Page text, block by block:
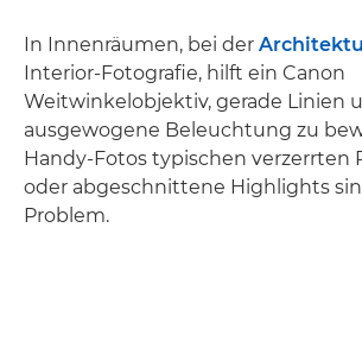
In Innenräumen, bei der
Interior-Fotografie, hilft ein Canon
Weitwinkelobjektiv, gerade Linien
ausgewogene Beleuchtung zu
Handy-Fotos typischen verzerrten
oder abgeschnittene Highlights
Problem.